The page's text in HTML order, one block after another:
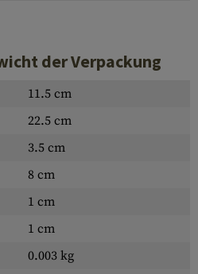
der Verpackung
11.5 cm
22.5 cm
3.5 cm
8 cm
1 cm
1 cm
0.003 kg